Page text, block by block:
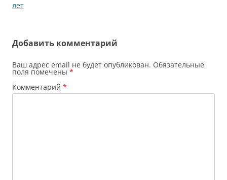
лет
Добавить комментарий
Ваш адрес email не будет опубликован. Обязательные
поля помечены *
Комментарий *